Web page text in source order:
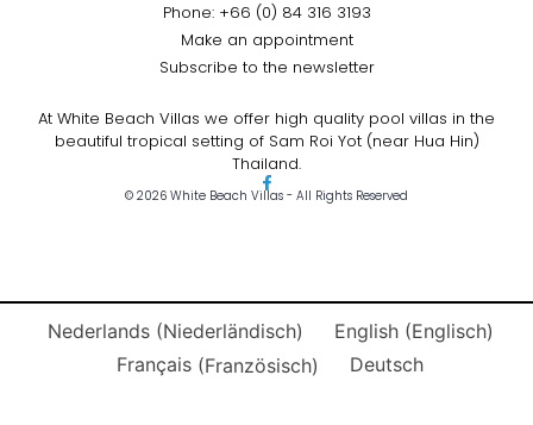
At White Beach Villas we offer high quality pool villas in the
beautiful tropical setting of Sam Roi Yot (near Hua Hin)
Thailand.
© 2026 White Beach Villas - All Rights Reserved
Phone: +66 (0) 84 316 3193
Make an appointment
Subscribe to the newsletter
Nederlands(Niederländisch) English(Englisch)
Français (Französisch) Deutsch